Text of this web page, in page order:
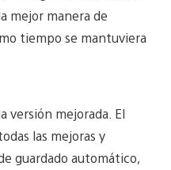
mejor manera de
tiempo se mantuviera
versión mejorada. El
las mejoras y
guardado automático,